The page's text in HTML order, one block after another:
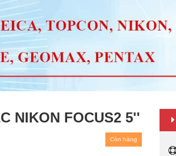
NIKON FOCUS2 5''
Còn hàng